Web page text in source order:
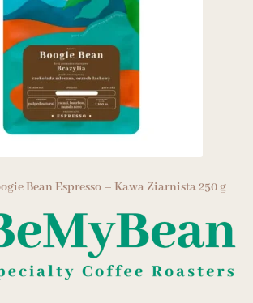
Bean Espresso – Kawa Ziarnista 250 g